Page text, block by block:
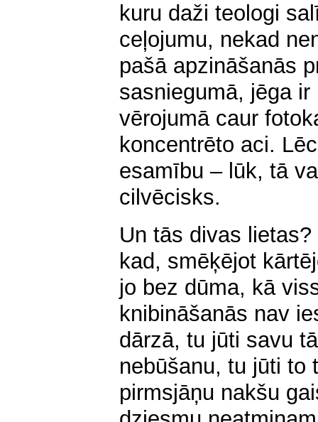
kuru daži teologi
ceļojumu, nekad
pašā apzināšanās
sasniegumā, jēga
vērojumā caur
koncentrēto aci.
esamību – lūk, tā
cilvēcisks.
Un tās divas
kad, smēķējot
jo bez dūma, kā
knibināšanās nav
dārzā, tu jūti savu
nebūšanu, tu jūti to
pirmsjāņu nakšu